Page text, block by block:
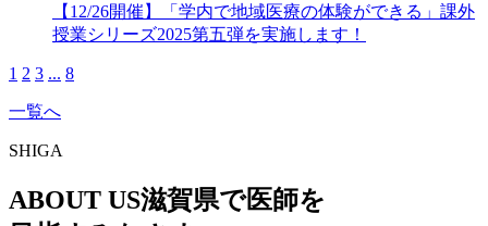
【12/26開催】「学内で地域医療の体験ができる」課外
授業シリーズ2025第五弾を実施します！
1 2 3 ... 8
一覧へ
SHIGA
ABOUT US滋賀県で医師を